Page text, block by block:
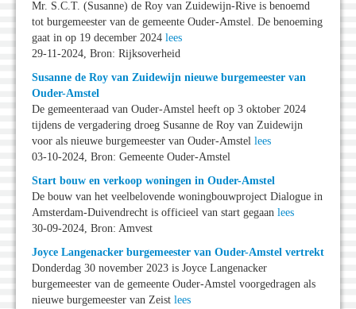
Mr. S.C.T. (Susanne) de Roy van Zuidewijn-Rive is benoemd
tot burgemeester van de gemeente Ouder-Amstel. De benoeming
gaat in op 19 december 2024 lees
29-11-2024, Bron: Rijksoverheid
Susanne de Roy van Zuidewijn nieuwe burgemeester van
Ouder-Amstel
De gemeenteraad van Ouder-Amstel heeft op 3 oktober 2024
tijdens de vergadering droeg Susanne de Roy van Zuidewijn
voor als nieuwe burgemeester van Ouder-Amstel lees
03-10-2024, Bron: Gemeente Ouder-Amstel
Start bouw en verkoop woningen in Ouder-Amstel
De bouw van het veelbelovende woningbouwproject Dialogue in
Amsterdam-Duivendrecht is officieel van start gegaan lees
30-09-2024, Bron: Amvest
Joyce Langenacker burgemeester van Ouder-Amstel vertrekt
Donderdag 30 november 2023 is Joyce Langenacker
burgemeester van de gemeente Ouder-Amstel voorgedragen als
nieuwe burgemeester van Zeist lees